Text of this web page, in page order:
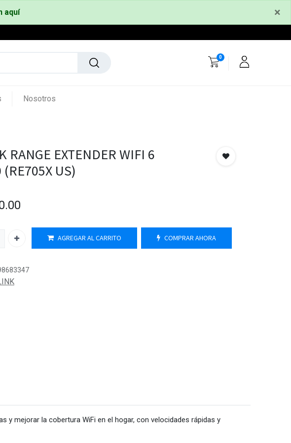
aquí ×
0
Nosotros
RANGE EXTENDER WIFI 6
(RE705X US)
AGREGAR AL CARRITO COMPRAR AHORA
y mejorar la cobertura WiFi en el hogar, con velocidades rápidas y